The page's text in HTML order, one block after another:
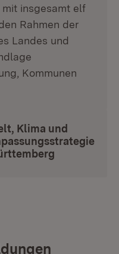
insgesamt elf
Rahmen der
Landes und
Kommunen
Klima und